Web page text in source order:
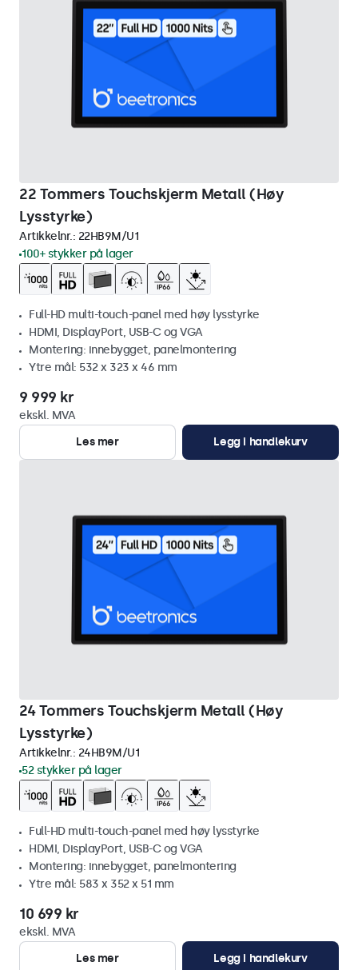
22 Tommers Touchskjerm Metall (Høy
Lysstyrke)
Artikkelnr.: 22HB9M/U1
100+ stykker på lager
Full-HD multi-touch-panel med høy lysstyrke
HDMI, DisplayPort, USB-C og VGA
Montering: innebygget, panelmontering
Ytre mål: 532 x 323 x 46 mm
9 999 kr
ekskl. MVA
Les mer
Legg i handlekurv
24 Tommers Touchskjerm Metall (Høy
Lysstyrke)
Artikkelnr.: 24HB9M/U1
52 stykker på lager
Full-HD multi-touch-panel med høy lysstyrke
HDMI, DisplayPort, USB-C og VGA
Montering: innebygget, panelmontering
Ytre mål: 583 x 352 x 51 mm
10 699 kr
ekskl. MVA
Les mer
Legg i handlekurv